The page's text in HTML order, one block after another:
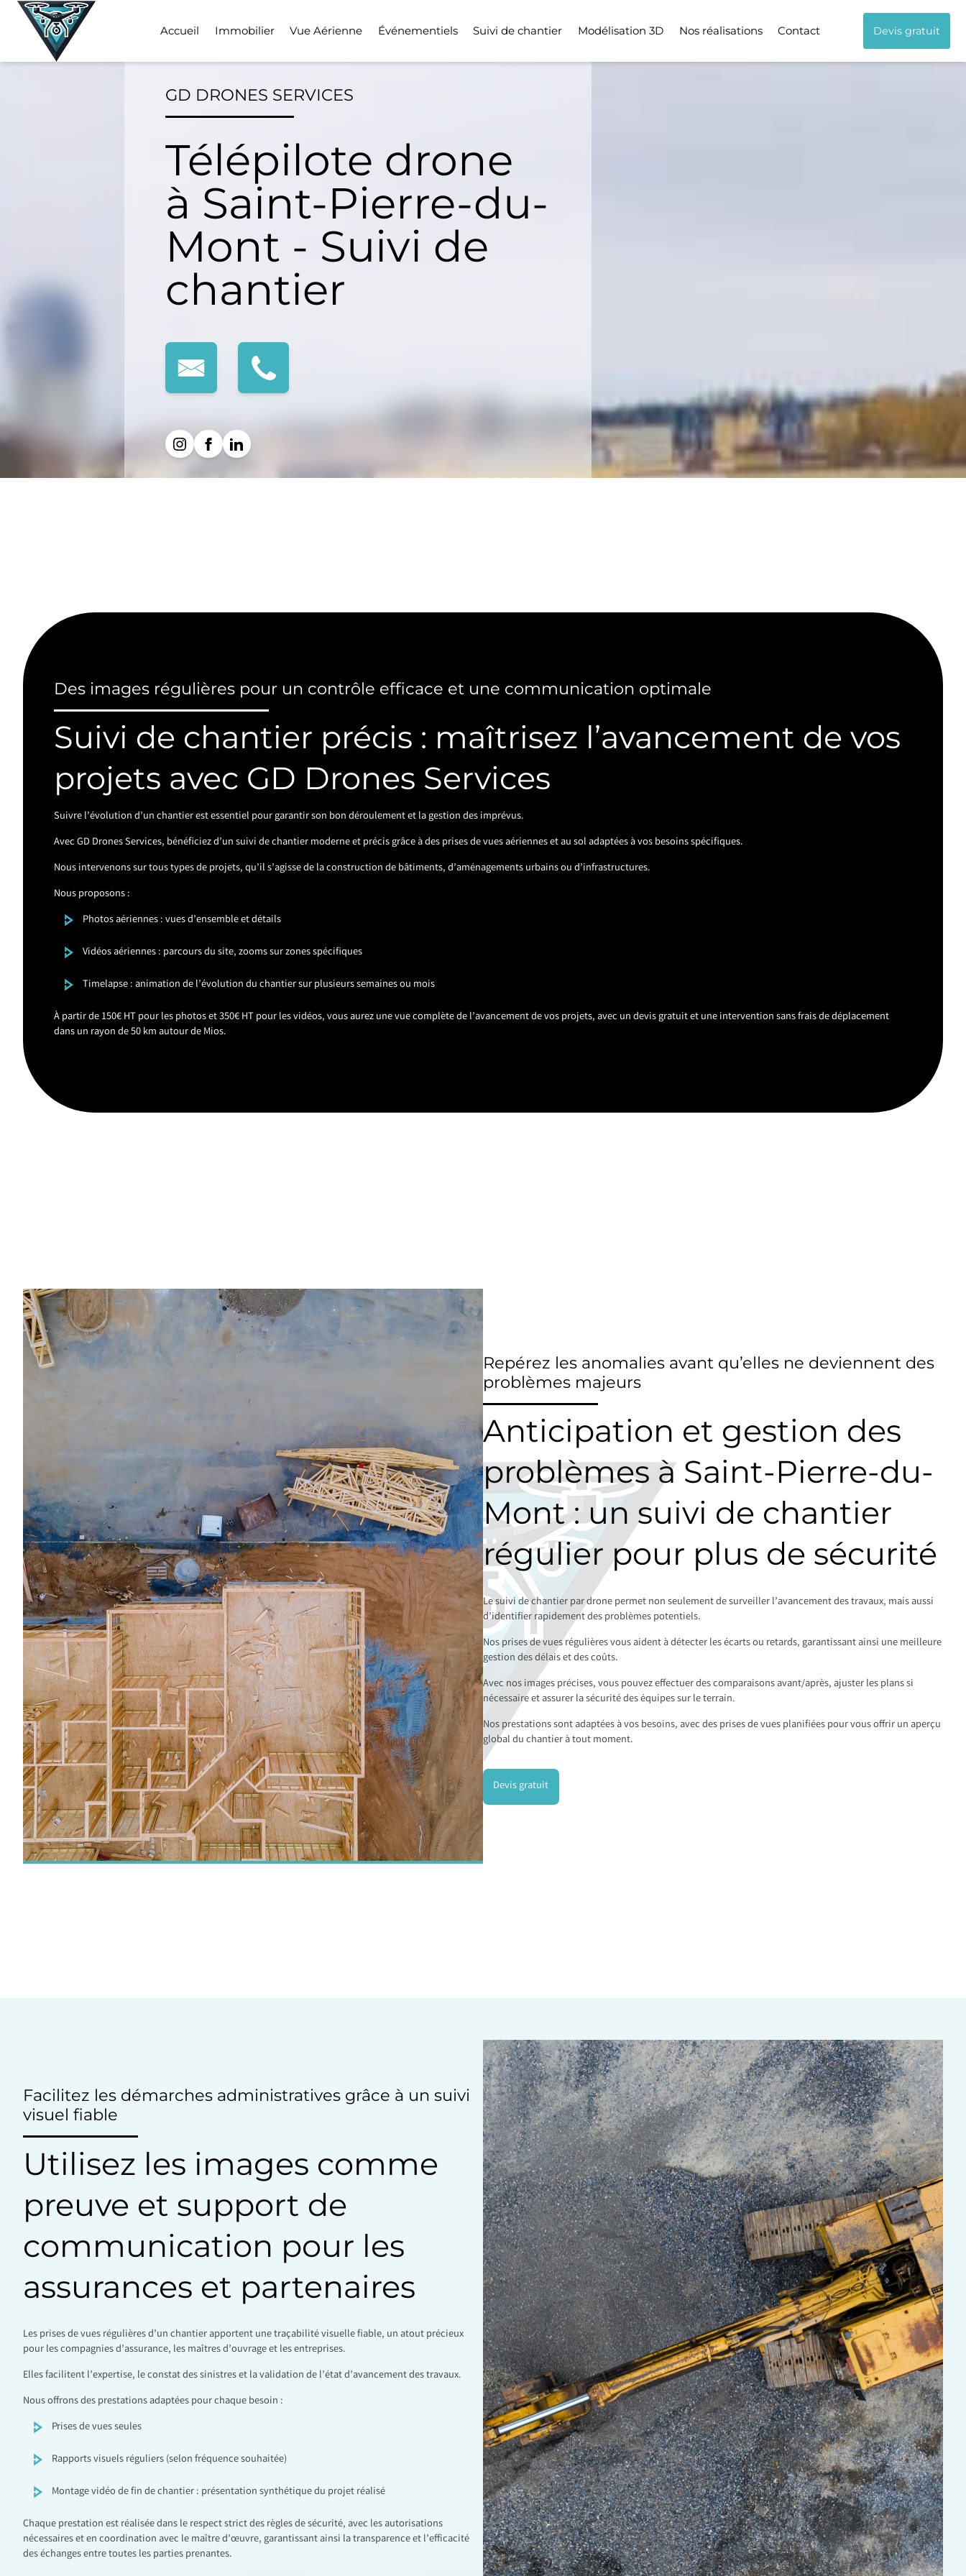
Skip
Accueil Immobilier Vue Aérienne Événementiels Suivi de chantier Modélisation 3D Nos réalisations Contact Devis gratuit
GD DRONES SERVICES
Télépilote drone
à Saint-Pierre-du-
Mont - Suivi de
chantier
Des images régulières pour un contrôle efficace et une communication optimale
Suivi de chantier précis : maîtrisez l’avancement de vos
projets avec GD Drones Services
Suivre l’évolution d’un chantier est essentiel pour garantir son bon déroulement et la gestion des imprévus.
Avec GD Drones Services, bénéficiez d’un suivi de chantier moderne et précis grâce à des prises de vues aériennes et au sol adaptées à vos besoins spécifiques.
Nous intervenons sur tous types de projets, qu’il s’agisse de la construction de bâtiments, d’aménagements urbains ou d’infrastructures.
Nous proposons :
Photos aériennes : vues d’ensemble et détails
Vidéos aériennes : parcours du site, zooms sur zones spécifiques
Timelapse : animation de l’évolution du chantier sur plusieurs semaines ou mois
À partir de 150€ HT pour les photos et 350€ HT pour les vidéos, vous aurez une vue complète de l’avancement de vos projets, avec un devis gratuit et une intervention sans frais de déplacement
dans un rayon de 50 km autour de Mios.
Repérez les anomalies avant qu’elles ne deviennent des
problèmes majeurs
Anticipation et gestion des
problèmes à Saint-Pierre-du-
Mont : un suivi de chantier
régulier pour plus de sécurité
Le suivi de chantier par drone permet non seulement de surveiller l’avancement des travaux, mais aussi
d’identifier rapidement des problèmes potentiels.
Nos prises de vues régulières vous aident à détecter les écarts ou retards, garantissant ainsi une meilleure
gestion des délais et des coûts.
Avec nos images précises, vous pouvez effectuer des comparaisons avant/après, ajuster les plans si
nécessaire et assurer la sécurité des équipes sur le terrain.
Nos prestations sont adaptées à vos besoins, avec des prises de vues planifiées pour vous offrir un aperçu
global du chantier à tout moment.
Devis gratuit
Facilitez les démarches administratives grâce à un suivi
visuel fiable
Utilisez les images comme
preuve et support de
communication pour les
assurances et partenaires
Les prises de vues régulières d’un chantier apportent une traçabilité visuelle fiable, un atout précieux
pour les compagnies d’assurance, les maîtres d’ouvrage et les entreprises.
Elles facilitent l’expertise, le constat des sinistres et la validation de l’état d’avancement des travaux.
Nous offrons des prestations adaptées pour chaque besoin :
Prises de vues seules
Rapports visuels réguliers (selon fréquence souhaitée)
Montage vidéo de fin de chantier : présentation synthétique du projet réalisé
Chaque prestation est réalisée dans le respect strict des règles de sécurité, avec les autorisations
nécessaires et en coordination avec le maître d’œuvre, garantissant ainsi la transparence et l’efficacité
des échanges entre toutes les parties prenantes.